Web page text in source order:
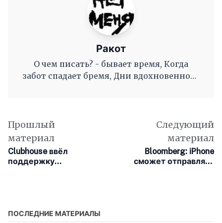
Ракот
О чем писать? - бывает время, Когда
забот спадает бремя, Дни вдохновенного
Прошлый
материал
Clubhouse ввёл
поддержку
Следующий
материал
Bloomberg: iPhone
сможет отправлять
ПОСЛЕДНИЕ МАТЕРИАЛЫ